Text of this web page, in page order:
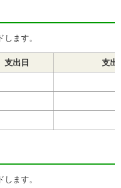
ます。
支出日 支出
ます。